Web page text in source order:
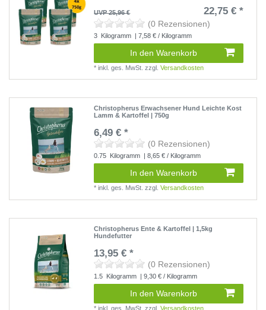
UVP 25,96 € 22,75 € *
(0 Rezensionen)
3 Kilogramm | 7,58 € / Kilogramm
In den Warenkorb
*inkl. ges. MwSt. zzgl.Versandkosten
Christopherus Erwachsener Hund Leichte Kost
Lamm & Kartoffel | 750g
6,49 € *
(0 Rezensionen)
0.75 Kilogramm | 8,65 € / Kilogramm
In den Warenkorb
*inkl. ges. MwSt. zzgl.Versandkosten
Christopherus Ente & Kartoffel | 1,5kg
Hundefutter
13,95 € *
(0 Rezensionen)
1.5 Kilogramm | 9,30 € / Kilogramm
In den Warenkorb
*inkl. ges. MwSt. zzgl.Versandkosten